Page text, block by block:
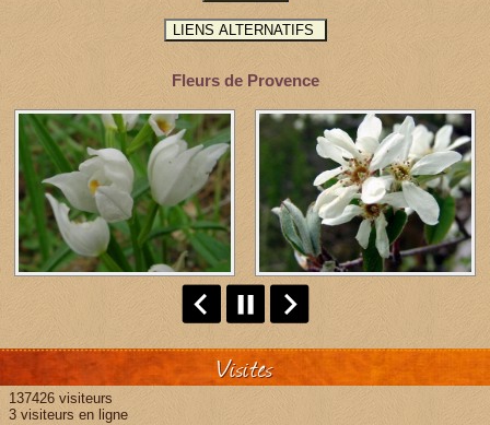
Fleurs de Provence
Visites
137426 visiteurs
3 visiteurs en ligne